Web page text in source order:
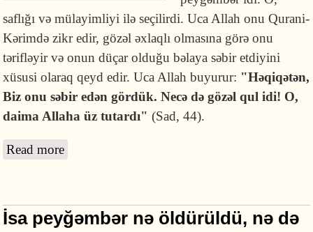
saflığı və mülayimliyi ilə seçilirdi. Uca Allah onu Qurani-
Kərimdə zikr edir, gözəl əxlaqlı ​​​olmasına görə onu
tərifləyir və onun düçar olduğu bəlaya səbir etdiyini
xüsusi olaraq qeyd edir. Uca Allah buyurur: "Həqiqətən,
Biz onu səbir edən gördük. Necə də gözəl qul idi! O,
daima Allaha üz tutardı" (Sad, 44).
Read more
İsa peyğəmbər nə öldürüldü, nə də